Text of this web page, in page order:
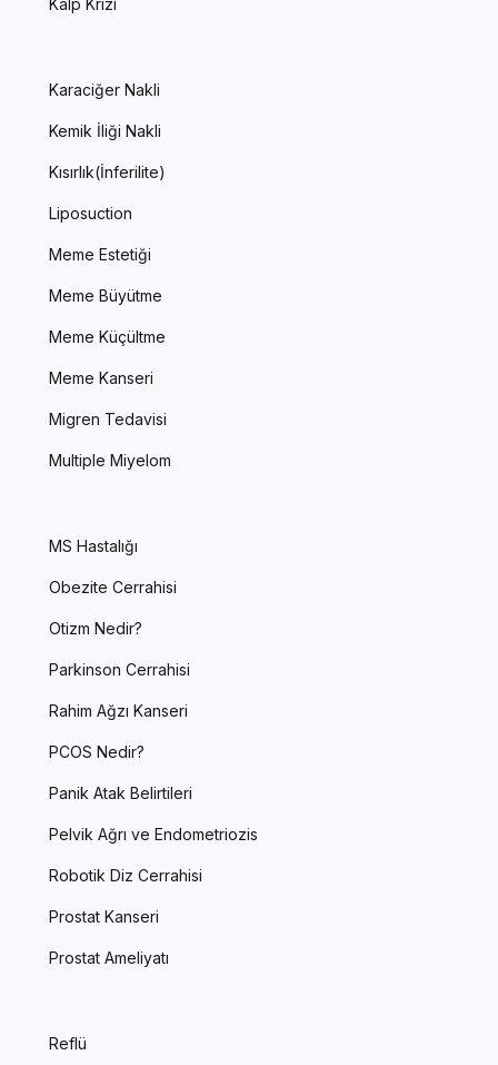
Karaciğer Nakli
Kemik İliği Nakli
Kısırlık(İnferilite)
Liposuction
Meme Estetiği
Meme Büyütme
Meme Küçültme
Meme Kanseri
Migren Tedavisi
Multiple Miyelom
MS Hastalığı
Obezite Cerrahisi
Otizm Nedir?
Parkinson Cerrahisi
Rahim Ağzı Kanseri
PCOS Nedir?
Panik Atak Belirtileri
Pelvik Ağrı ve Endometriozis
Robotik Diz Cerrahisi
Prostat Kanseri
Prostat Ameliyatı
Reflü